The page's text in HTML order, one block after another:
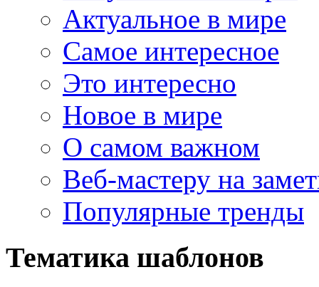
Актуальное в мире
Самое интересное
Это интересно
Новое в мире
О самом важном
Веб-мастеру на
Популярные тренды
Тематика шаблонов